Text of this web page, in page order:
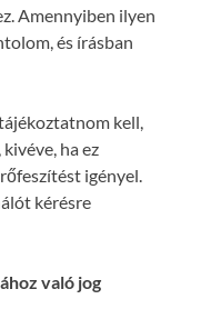
Amennyiben ilyen
és írásban
kell,
ha ez
igényel.
kérésre
való jog